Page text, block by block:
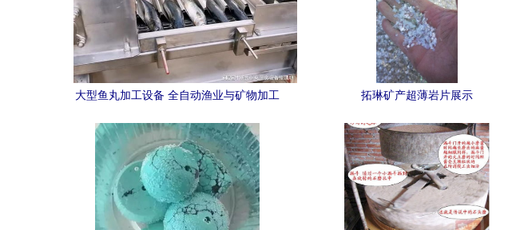
大型鱼丸加工设备 全自动渔业与矿物加工
拓琳矿产超薄岩片展示